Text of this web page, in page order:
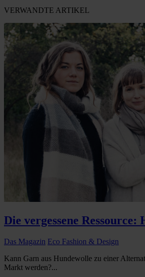
VERWANDTE ARTIKEL
Die vergessene Ressource:
Das Magazin Eco Fashion & Design
Kann Garn aus Hundewolle zu einer
Markt werden?...